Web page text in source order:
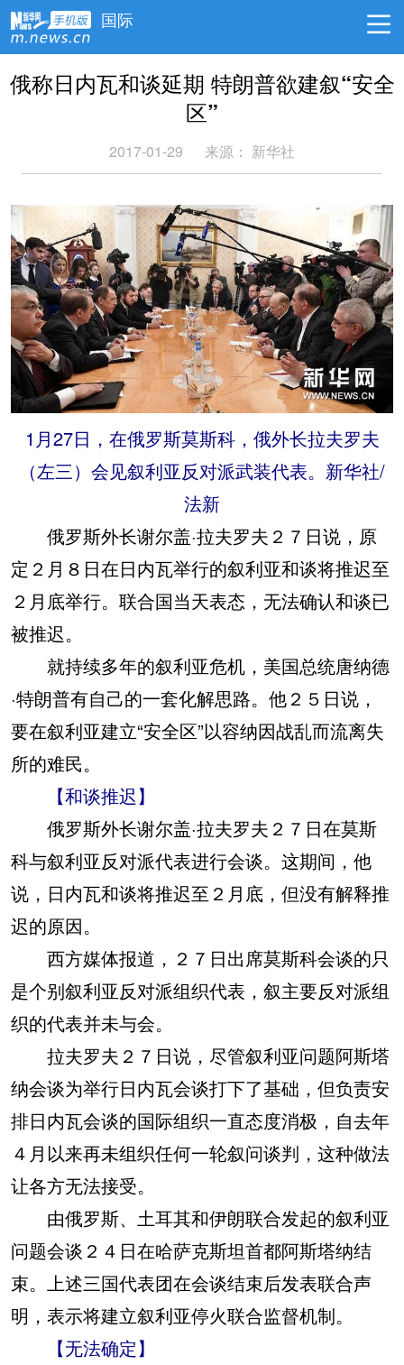
国际
俄称日内瓦和谈延期 特朗普欲建叙“安全
区”
2017-01-29 来源： 新华社
1月27日，在俄罗斯莫斯科，俄外长拉夫罗夫
（左三）会见叙利亚反对派武装代表。新华社/
法新
俄罗斯外长谢尔盖·拉夫罗夫２７日说，原
定２月８日在日内瓦举行的叙利亚和谈将推迟至
２月底举行。联合国当天表态，无法确认和谈已
被推迟。
就持续多年的叙利亚危机，美国总统唐纳德
·特朗普有自己的一套化解思路。他２５日说，
要在叙利亚建立“安全区”以容纳因战乱而流离失
所的难民。
【和谈推迟】
俄罗斯外长谢尔盖·拉夫罗夫２７日在莫斯
科与叙利亚反对派代表进行会谈。这期间，他
说，日内瓦和谈将推迟至２月底，但没有解释推
迟的原因。
西方媒体报道，２７日出席莫斯科会谈的只
是个别叙利亚反对派组织代表，叙主要反对派组
织的代表并未与会。
拉夫罗夫２７日说，尽管叙利亚问题阿斯塔
纳会谈为举行日内瓦会谈打下了基础，但负责安
排日内瓦会谈的国际组织一直态度消极，自去年
４月以来再未组织任何一轮叙问谈判，这种做法
让各方无法接受。
由俄罗斯、土耳其和伊朗联合发起的叙利亚
问题会谈２４日在哈萨克斯坦首都阿斯塔纳结
束。上述三国代表团在会谈结束后发表联合声
明，表示将建立叙利亚停火联合监督机制。
【无法确定】